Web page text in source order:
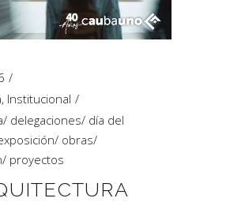
, Institucional
/ delegaciones/ día del
/ obras/
/ proyectos